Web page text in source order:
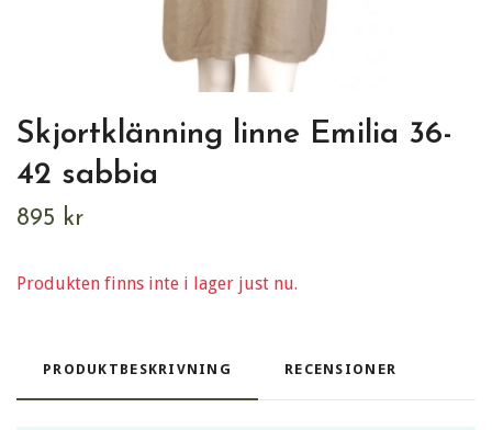
Skjortklänning linne Emilia 36-
42 sabbia
895 kr
Produkten finns inte i lager just nu.
PRODUKTBESKRIVNING RECENSIONER